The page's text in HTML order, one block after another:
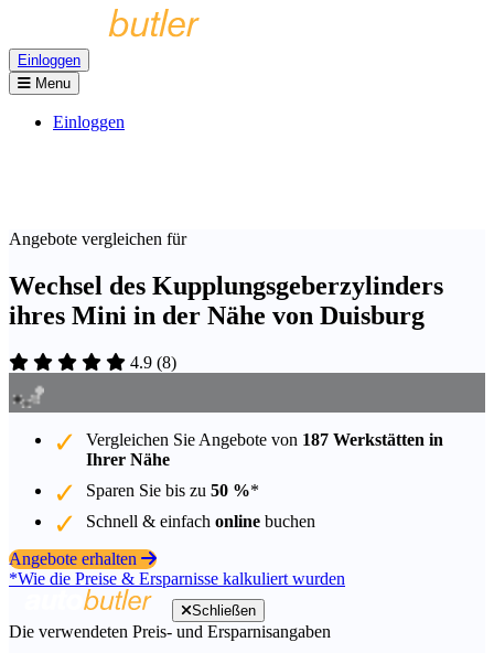
Einloggen
Menu
Einloggen
Angebote vergleichen für
Wechsel des Kupplungsgeberzylinders
ihres Mini in der Nähe von Duisburg
4.9 (8)
Vergleichen Sie Angebote von 187 Werkstätten in
Ihrer Nähe
Sparen Sie bis zu 50 %*
Schnell & einfach online buchen
Angebote erhalten
*Wie die Preise & Ersparnisse kalkuliert wurden
Schließen
Die verwendeten Preis- und Ersparnisangaben